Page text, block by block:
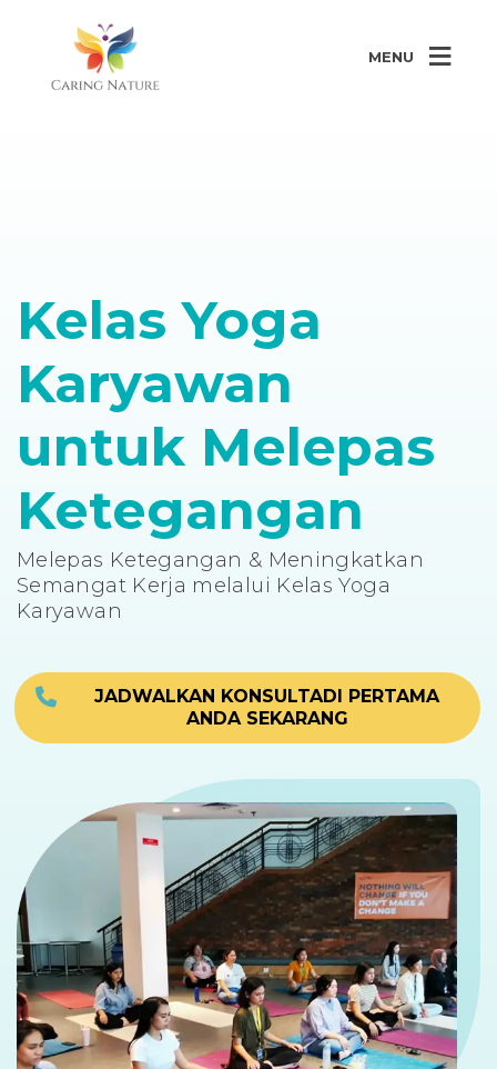
MENU
Kelas Yoga
Karyawan
untuk Melepas
Ketegangan
Melepas Ketegangan & Meningkatkan
Semangat Kerja melalui Kelas Yoga
Karyawan
JADWALKAN KONSULTADI PERTAMA
ANDA SEKARANG